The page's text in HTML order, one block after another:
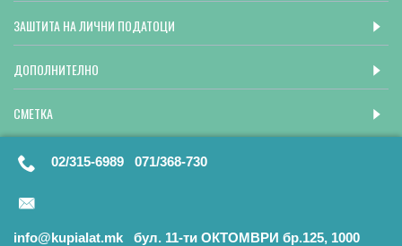
ЗАШТИТА НА ЛИЧНИ ПОДАТОЦИ
ДОПОЛНИТЕЛНО
СМЕТКА
02/315-6989 071/368-730
info@kupialat.mk бул. 11-ти ОКТОМВРИ бр.125, 1000